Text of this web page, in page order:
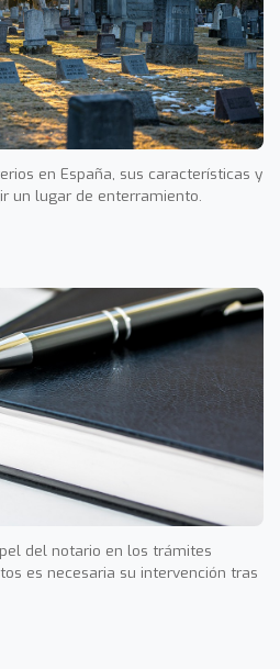
en España, sus características y
un lugar de enterramiento.
del notario en los trámites
es necesaria su intervención tras